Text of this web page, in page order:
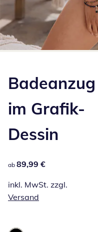
Badeanzug
im Grafik-
Dessin
89,99 €
ab 89,99 €
inkl. MwSt. zzgl.
Versand